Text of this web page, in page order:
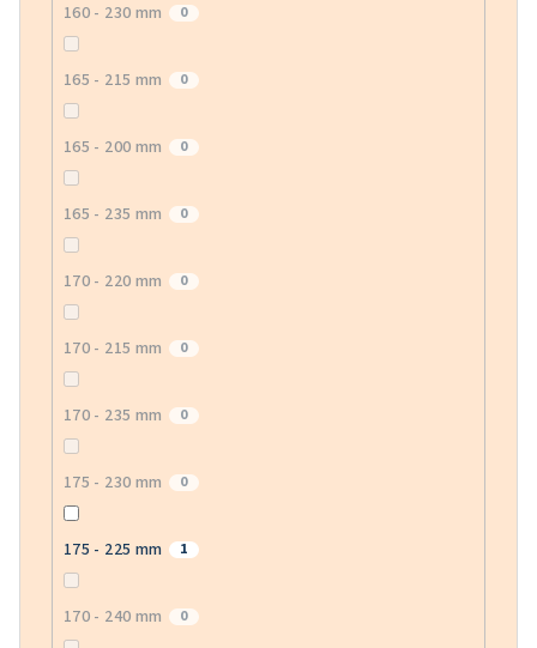
160 - 230 mm 0
165 - 215 mm 0
165 - 200 mm 0
165 - 235 mm 0
170 - 220 mm 0
170 - 215 mm 0
170 - 235 mm 0
175 - 230 mm 0
175 - 225 mm 1
170 - 240 mm 0